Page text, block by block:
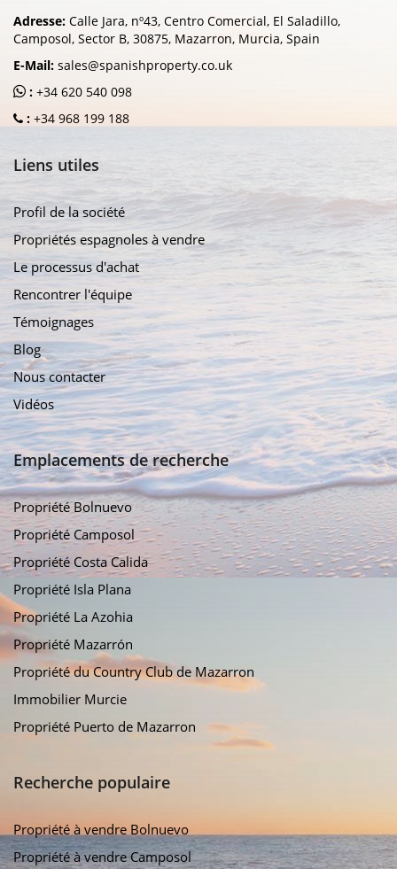
Adresse: Calle Jara, nº43, Centro Comercial, El Saladillo,
Camposol, Sector B, 30875, Mazarron, Murcia, Spain
E-Mail: sales@spanishproperty.co.uk
: +34 620 540 098
: +34 968 199 188
Liens utiles
Profil de la société
Propriétés espagnoles à vendre
Le processus d'achat
Rencontrer l'équipe
Témoignages
Blog
Nous contacter
Vidéos
Emplacements de recherche
Propriété Bolnuevo
Propriété Camposol
Propriété Costa Calida
Propriété Isla Plana
Propriété La Azohia
Propriété Mazarrón
Propriété du Country Club de Mazarron
Immobilier Murcie
Propriété Puerto de Mazarron
Recherche populaire
Propriété à vendre Bolnuevo
Propriété à vendre Camposol